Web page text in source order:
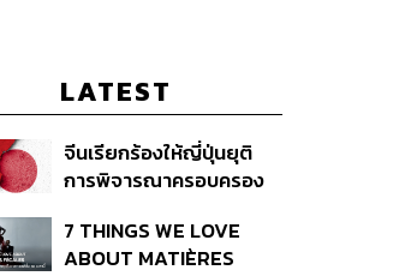
LATEST
จีนเรียกร้องให้ญี่ปุ่นยุติ
การพิจารณาครอบครอง
7 THINGS WE LOVE
ABOUT MATIÈRES